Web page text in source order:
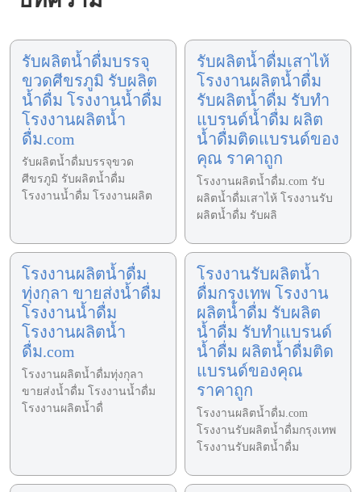
รับผลิตน้ำดื่มบรรจุ
ขวดศีขรภูมิ รับผลิต
น้ำดื่ม โรงงานน้ำดื่ม
โรงงานผลิตน้ำ
ดื่ม.com
รับผลิตน้ำดื่มบรรจุขวด
ศีขรภูมิ รับผลิตน้ำดื่ม
โรงงานน้ำดื่ม โรงงานผลิต
รับผลิตน้ำดื่มเสาไห้
โรงงานผลิตน้ำดื่ม
รับผลิตน้ำดื่ม รับทำ
แบรนด์น้ำดื่ม ผลิต
น้ำดื่มติดแบรนด์ของ
คุณ ราคาถูก
โรงงานผลิตน้ำดื่ม.com รับ
ผลิตน้ำดื่มเสาไห้ โรงงานรับ
ผลิตน้ำดื่ม รับผลิ
โรงงานผลิตน้ำดื่ม
ทุ่งกุลา ขายส่งน้ำดื่ม
โรงงานน้ำดื่ม
โรงงานผลิตน้ำ
ดื่ม.com
โรงงานผลิตน้ำดื่มทุ่งกุลา
ขายส่งน้ำดื่ม โรงงานน้ำดื่ม
โรงงานผลิตน้ำดื่
โรงงานรับผลิตน้ำ
ดื่มกรุงเทพ โรงงาน
ผลิตน้ำดื่ม รับผลิต
น้ำดื่ม รับทำแบรนด์
น้ำดื่ม ผลิตน้ำดื่มติด
แบรนด์ของคุณ
ราคาถูก
โรงงานผลิตน้ำดื่ม.com
โรงงานรับผลิตน้ำดื่มกรุงเทพ
โรงงานรับผลิตน้ำดื่ม